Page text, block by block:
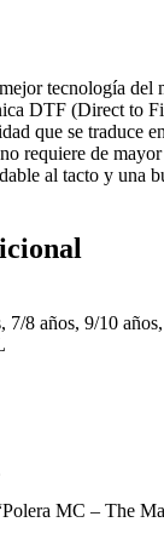
tecnología del
DTF (Direct to
que se traduce
requiere de
al tacto y una
7/8 años, 9/10
MC – The